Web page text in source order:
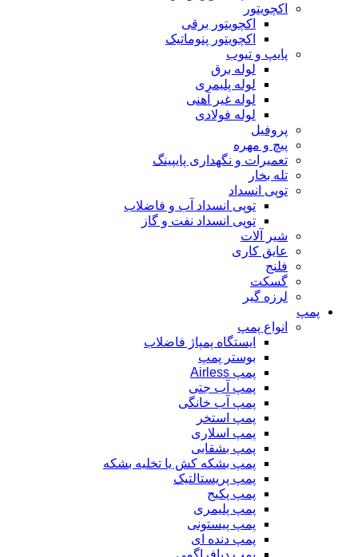
اکچویتور
اکچویتور برقی
اکچویتور پنوماتیک
پایپ و تیوب
لوله برق
لوله پلیمری
لوله غیر آهنی
لوله فولادی
پروفیل
پیچ و مهره
تعمیرات و نگهداری پایپینگ
تله بخار
توپی انسداد
توپی انسداد آب و فاضلاب
توپی انسداد نفت و گاز
شیر آلات
عایق کاری
فلنج
گسکت
لرزه گیر
پمپ
انواع پمپ
ایستگاه پمپاژ فاضلاب
بوستر پمپ
پمپ Airless
پمپ آب جتی
پمپ آب خانگی
پمپ استخر
پمپ اسلاری
پمپ بشقابی
پمپ بشکه کش یا تخلیه بشکه
پمپ پریستالتیک
پمپ پکیج
پمپ پلیمری
پمپ پیستونی
پمپ دنده ای